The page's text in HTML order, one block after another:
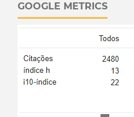
GOOGLE METRICS